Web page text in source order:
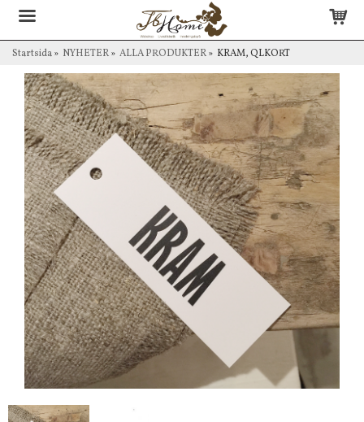
Startsida» NYHETER» ALLA PRODUKTER» KRAM, QLKORT